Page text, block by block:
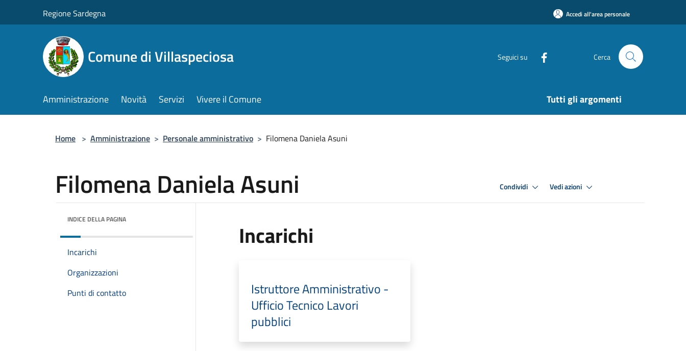
Regione Sardegna Accedi all'area personale
Comune di Villaspeciosa Seguici su Cerca
Amministrazione Novità Servizi Vivere il Comune Tutti gli argomenti
Home > Amministrazione > Personale amministrativo > Filomena Daniela Asuni
Filomena Daniela Asuni Condividi Vedi azioni
INDICE DELLA PAGINA
Incarichi
Organizzazioni
Punti di contatto
Incarichi
Istruttore Amministrativo -
Ufficio Tecnico Lavori
pubblici